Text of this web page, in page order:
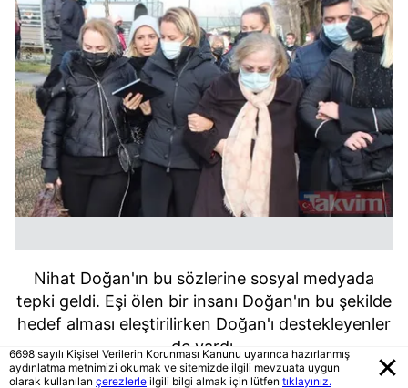
Nihat Doğan'ın bu sözlerine sosyal medyada
tepki geldi. Eşi ölen bir insanı Doğan'ın bu şekilde
hedef alması eleştirilirken Doğan'ı destekleyenler
de vardı.
6698 sayılı Kişisel Verilerin Korunması Kanunu uyarınca hazırlanmış
aydınlatma metnimizi okumak ve sitemizde ilgili mevzuata uygun
olarak kullanılan çerezlerle ilgili bilgi almak için lütfen tıklayınız.